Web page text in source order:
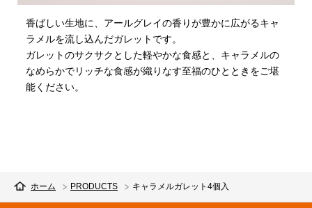
香ばしい生地に、アールグレイの香りが豊かに広がるキャ
ラメルを流し込んだガレットです。
ガレットのサクサクとした軽やかな食感と、キャラメルの
なめらかでリッチな食感が織りなす至福のひとときをご堪
能ください。
ホーム PRODUCTS キャラメルガレット4個入